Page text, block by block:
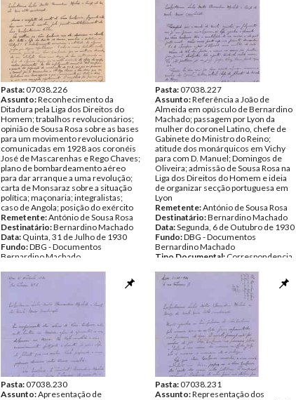
Pasta:07038.226
Assunto:Reconhecimento da
Ditadura pela Liga dos Direitos do
Homem; trabalhos revolucionários;
opinião de Sousa Rosa sobre as bases
para um movimento revolucionário
comunicadas em 1928 aos coronéis
José de Mascarenhas e Rego Chaves;
plano de bombardeamento aéreo
para dar arranque a uma revolução;
carta de Monsaraz sobre a situação
política; maçonaria; integralistas;
caso de Angola; posição do exército
Remetente:António de Sousa Rosa
Destinatário:Bernardino Machado
Data: Quinta, 31 de Julho de 1930
Fundo:DBG - Documentos
Bernardino Machado
Página(s):5
Pasta:07038.227
Assunto:Referência a João de
Almeida em opúsculo de Bernardino
Machado; passagem por Lyon da
mulher do coronel Latino, chefe de
Gabinete do Ministro do Reino;
atitude dos monárquicos em Vichy
para com D. Manuel; Domingos de
Oliveira; admissão de Sousa Rosa na
Liga dos Direitos do Homem e ideia
de organizar secção portuguesa em
Lyon
Remetente:António de Sousa Rosa
Destinatário:Bernardino Machado
Data:Segunda, 6 de Outubro de 1930
Fundo:DBG - Documentos
Bernardino Machado
Tipo Documental: Correspondencia
Pasta:07038.230
Assunto:Apresentação de
Pasta:07038.231
Assunto:Representação dos